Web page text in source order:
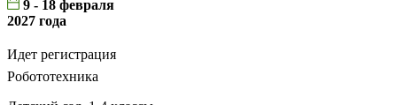
9 - 18 февраля
2027 года
Идет регистрация
Робототехника